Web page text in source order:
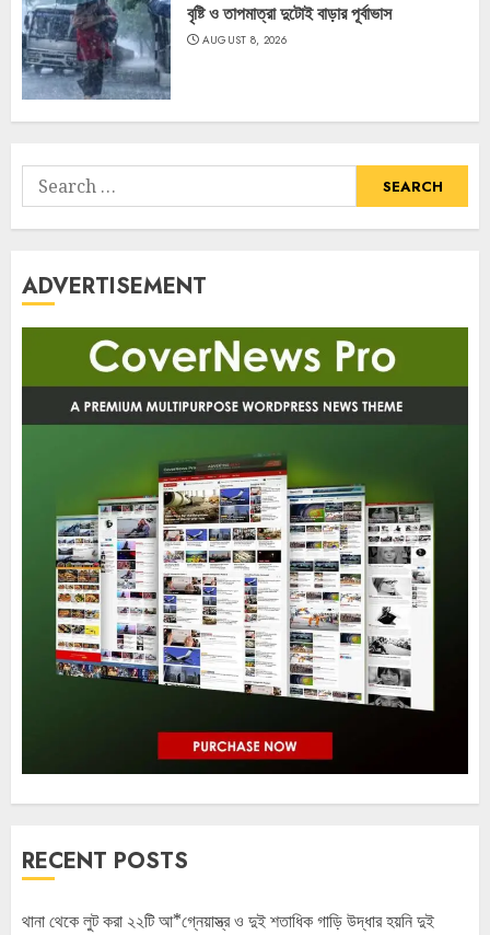
বৃষ্টি ও তাপমাত্রা দুটোই বাড়ার পূর্বাভাস
AUGUST 8, 2026
Search
for:
ADVERTISEMENT
RECENT POSTS
থানা থেকে লুট করা ২২টি আ*গ্নেয়াস্ত্র ও দুই শতাধিক গাড়ি উদ্ধার হয়নি দুই